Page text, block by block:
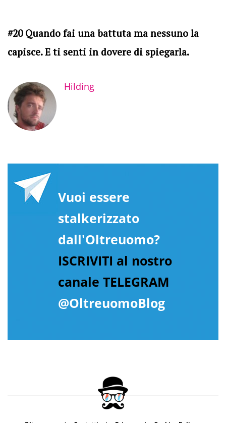
#20 Quando fai una battuta ma nessuno la
capisce. E ti senti in dovere di spiegarla.
Hilding
Vuoi essere
stalkerizzato
dall'Oltreuomo?
ISCRIVITI al nostro
canale TELEGRAM
@OltreuomoBlog